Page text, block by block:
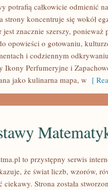
potrafią całkowicie odmienić
strony koncentruje się wokół
jest znacznie szerszy,
opowieści o gotowaniu,
i codziennym
Ikony Perfumeryjne i
jako kulinarna mapa, w [
to przystępny serwis
że świat liczb, wzorów,
ciekawy. Strona została